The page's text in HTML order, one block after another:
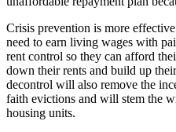
Crisis prevention is more
need to earn living wages with
rent control so they can afford
down their rents and build up
decontrol will also remove the
faith evictions and will stem the
housing units.